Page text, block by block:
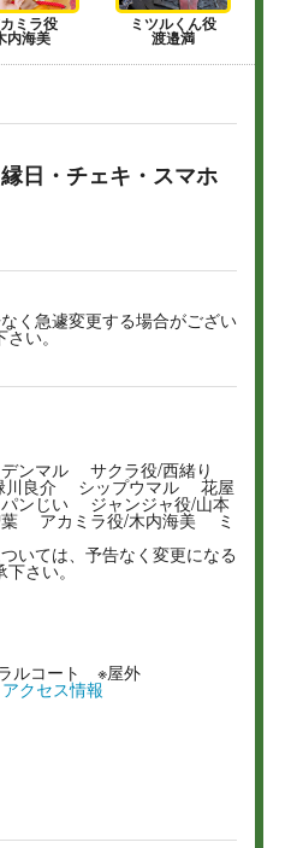
ミラ役
内海美
ミツルくん役
渡邉満
日・チェキ・スマホ
く急遽変更する場合がござい
さい。
ンマル サクラ役/西緒り
良介 シップウマル 花屋
ンじい ジャンジャ役/山本
アカミラ役/木内海美 ミ
いては、予告なく変更になる
下さい。
ルコート ※屋外
アクセス情報